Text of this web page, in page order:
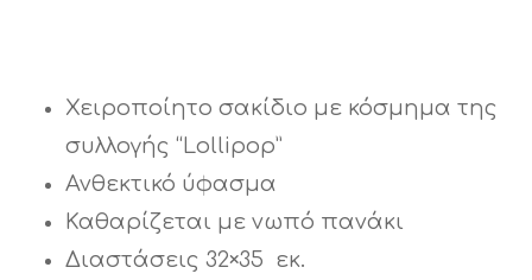
Χειροποίητο σακίδιο με κόσμημα της
συλλογής “Lollipop”
Ανθεκτικό ύφασμα
Καθαρίζεται με νωπό πανάκι
Διαστάσεις 32×35 εκ.